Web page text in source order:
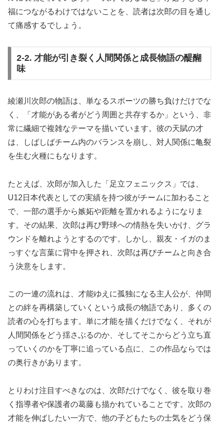
福につながるわけではないことを、読者は次郎の目を通し
て痛感するでしょう。
2-2. 才能が引き裂く人間関係と成長物語の醍醐
味
綾瀬川次郎の物語は、単なるスポーツの勝ち負けだけでな
く、「才能がある者がどう周囲と共存するか」という、非
常に繊細で複雑なテーマを描いています。彼の天賦の才
は、しばしばチーム内のバランスを崩し、対人関係に亀裂
を生む火種にもなります。
たとえば、次郎が加入した「足立フェニックス」では、
U12日本代表としての実績を持つ彼がチームに加わること
で、一部の選手から嫉妬や距離を置かれるようになりま
す。その結果、次郎は再び野球への情熱を失いかけ、グラ
ウンドを離れようとするのです。しかし、親友・イガのま
っすぐな言葉に背中を押され、次郎は再びチームと向き合
う決意をします。
この一連の流れは、才能ゆえに孤独になる主人公が、仲間
との絆を再構築していくという成長の物語であり、多くの
読者の心を打ちます。単に才能を描くだけでなく、それが
人間関係をどう揺さぶるのか、そしてそこからどう立ち直
っていくのかを丁寧に追っている点に、この作品ならでは
の奥行きがあります。
とりわけ注目すべきなのは、次郎だけでなく、彼を取り巻
く指導者や保護者の葛藤も描かれていることです。次郎の
才能を伸ばしたい一方で、他の子どもたちの士気をどう保